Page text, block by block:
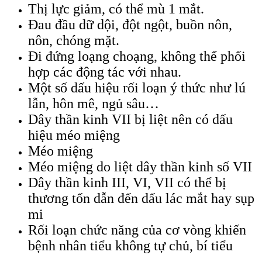
Thị lực giảm, có thể mù 1 mắt.
Đau đầu dữ dội, đột ngột, buồn nôn,
nôn, chóng mặt.
Đi đứng loạng choạng, không thể phối
hợp các động tác với nhau.
Một số dấu hiệu rối loạn ý thức như lú
lẫn, hôn mê, ngủ sâu…
Dây thần kinh VII bị liệt nên có dấu
hiệu méo miệng
Méo miệng
Méo miệng do liệt dây thần kinh số VII
Dây thần kinh III, VI, VII có thể bị
thương tổn dẫn đến dấu lác mắt hay sụp
mi
Rối loạn chức năng của cơ vòng khiến
bệnh nhân tiểu không tự chủ, bí tiểu